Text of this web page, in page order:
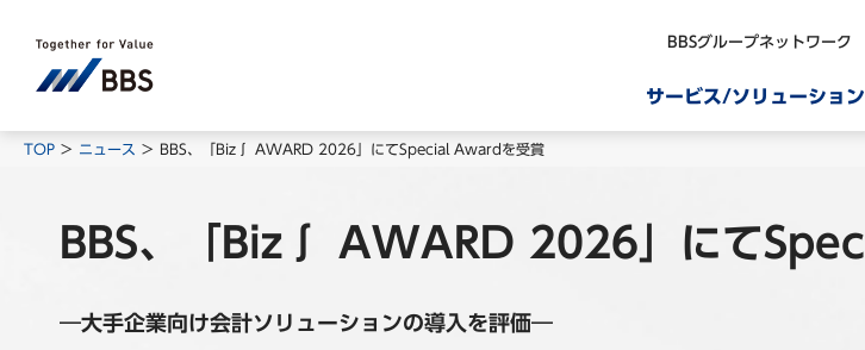
BBSグループネットワーク
サービス/ソリューション
TOP ニュース BBS、「Biz∫ AWARD 2026」にてSpecial Awardを受賞
BBS、「Biz∫ AWARD 2026」にて
―大手企業向け会計ソリューションの導入を評価―